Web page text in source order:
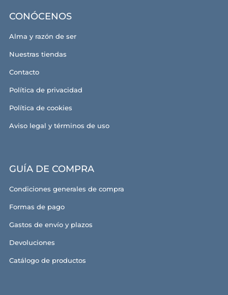
CONÓCENOS
Alma y razón de ser
Nuestras tiendas
Contacto
Política de privacidad
Política de cookies
Aviso legal y términos de uso
GUÍA DE COMPRA
Condiciones generales de compra
Formas de pago
Gastos de envío y plazos
Devoluciones
Catálogo de productos